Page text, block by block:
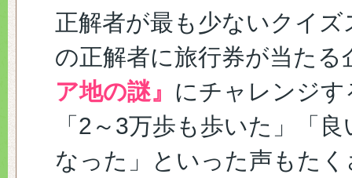
正解者が最も少ないクイズ
の正解者に旅行券が当たる
ア地の謎』 にチャレンジす
「2～3万歩も歩いた」「
なった」といった声もた